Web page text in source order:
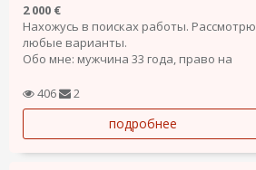
2 000 €
Нахожусь в поисках работы. Рассмотрю
любые варианты.
Обо мне: мужчина 33 года, право на
обучения, водительские права в
процессе получения, есть авто. Без
вредных привычек (не пью и не курю
вообще), ответственный,
исполнительный, легко...
406 2
подробнее